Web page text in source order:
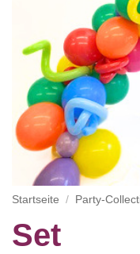
Startseite / Party-
Set